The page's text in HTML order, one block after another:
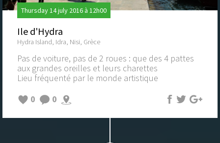
Thursday 14 july 2016 à 12h00
Ile d'Hydra
Hydra Island, Idra, Nisi, Grèce
Pas de voiture, pas de 2 roues : que des 4 pattes
aux grandes oreilles et leurs charettes
Lieu fréquenté par le monde artistique
0
0